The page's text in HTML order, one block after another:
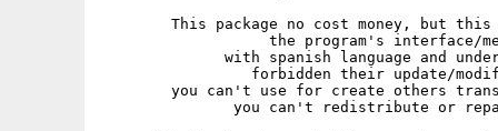
This package no cost money, but this
the program's interface/
with spanish language and
forbidden their update/
you can't use for create others
you can't redistribute or